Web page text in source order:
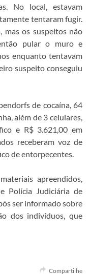
No local, estavam
tentaram fugir.
mas os suspeitos não
pular o muro e
enquanto tentavam
suspeito conseguiu
de cocaína, 64
além de 3 celulares,
e R$ 3.621,00 em
receberam voz de
de entorpecentes.
apreendidos,
Polícia Judiciária de
ser informado sobre
dos indivíduos, que
Compartilhe